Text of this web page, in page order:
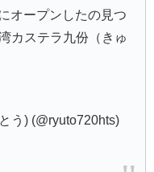
オープンしたの見つ
カステラ九份（きゅ
う) (@ryuto720hts)